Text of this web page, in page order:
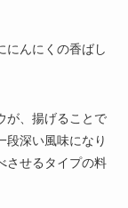
にんにくの香ばし
が、揚げることで
段深い風味になり
させるタイプの料